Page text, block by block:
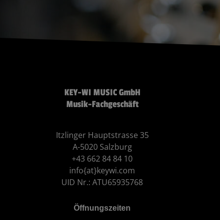
KEY-WI MUSIC GmbH
Musik-Fachgeschäft
Itzlinger Hauptstrasse 35
A-5020 Salzburg
+43 662 84 84 10
info{at}keywi.com
UID Nr.: ATU65935768
Öffnungszeiten